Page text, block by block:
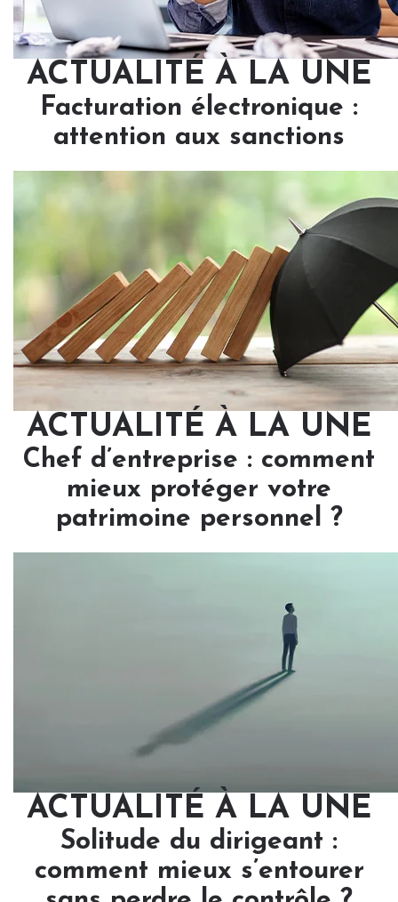
ACTUALITÉ À LA UNE
Facturation électronique :
attention aux sanctions
ACTUALITÉ À LA UNE
Chef d’entreprise : comment
mieux protéger votre
patrimoine personnel ?
ACTUALITÉ À LA UNE
Solitude du dirigeant :
comment mieux s’entourer